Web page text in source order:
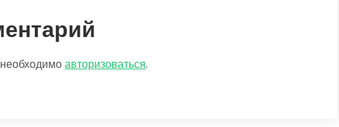
авторизоваться.